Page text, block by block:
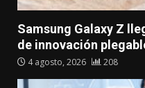
Samsung Galaxy Z
de innovación
4 agosto, 2026 208